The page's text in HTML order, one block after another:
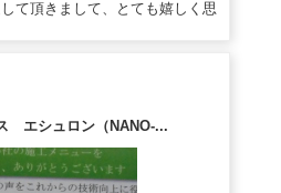
て頂きまして、とても嬉しく思
エシュロン（NANO-...